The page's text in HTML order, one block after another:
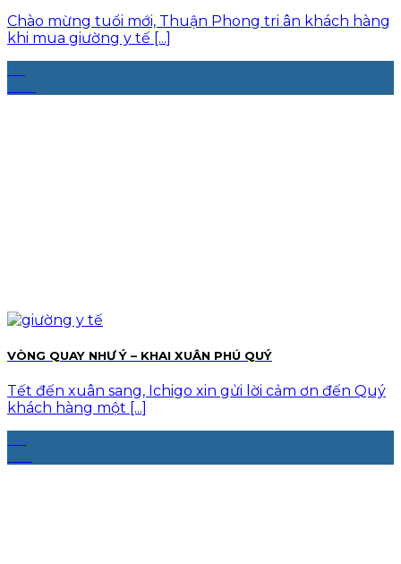
Chào mừng tuổi mới, Thuận Phong tri ân khách hàng
khi mua giường y tế [...]
VÒNG QUAY NHƯ Ý – KHAI XUÂN PHÚ QUÝ
Tết đến xuân sang, Ichigo xin gửi lời cảm ơn đến Quý
khách hàng một [...]